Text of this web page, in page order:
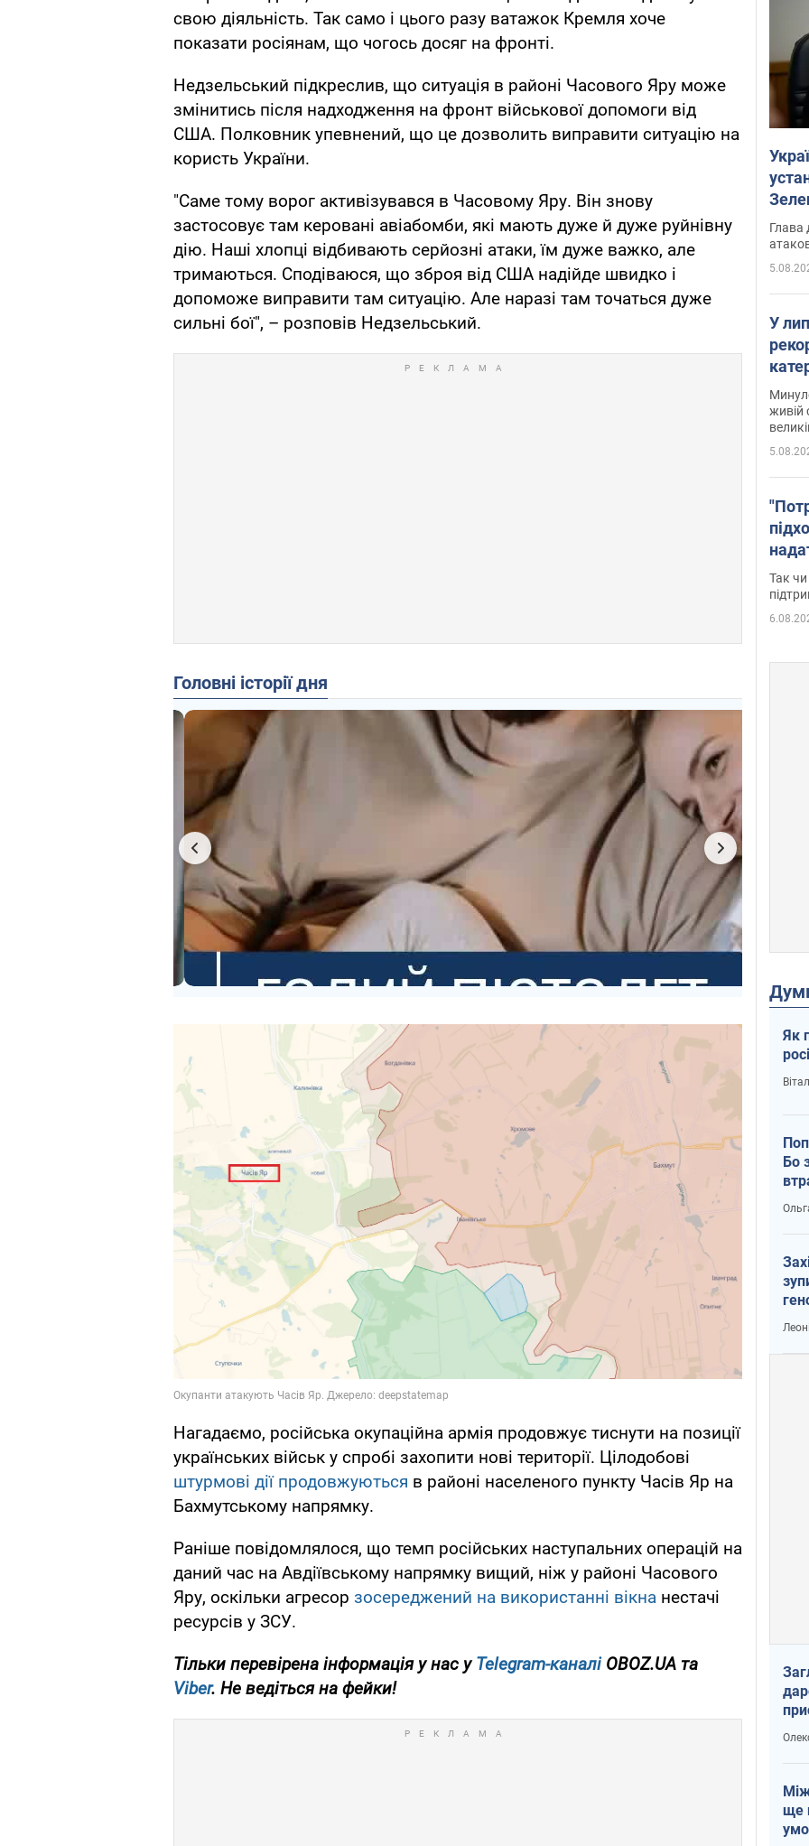
свою діяльність. Так само і цього разу ватажок Кремля хоче
показати росіянам, що чогось досяг на фронті.
Недзельський підкреслив, що ситуація в районі Часового Яру може
змінитись після надходження на фронт військової допомоги від
США. Полковник упевнений, що це дозволить виправити ситуацію на
користь України.
"Саме тому ворог активізувався в Часовому Яру. Він знову
застосовує там керовані авіабомби, які мають дуже й дуже руйнівну
дію. Наші хлопці відбивають серйозні атаки, їм дуже важко, але
тримаються. Сподіваюся, що зброя від США надійде швидко і
допоможе виправити там ситуацію. Але наразі там точаться дуже
сильні бої", – розповів Недзельський.
Головні історії дня
Нагадаємо, російська окупаційна армія продовжує тиснути на позиції
українських військ у спробі захопити нові території. Цілодобові
штурмові дії продовжуються в районі населеного пункту Часів Яр на
Бахмутському напрямку.
Раніше повідомлялося, що темп російських наступальних операцій на
даний час на Авдіївському напрямку вищий, ніж у районі Часового
Яру, оскільки агресор зосереджений на використанні вікна нестачі
ресурсів у ЗСУ.
Тільки перевірена інформація у нас уTelegram-каналіOBOZ.UA та
Viber. Не ведіться на фейки!
Глава
У
живій
Так чи
Як
Бо
ще